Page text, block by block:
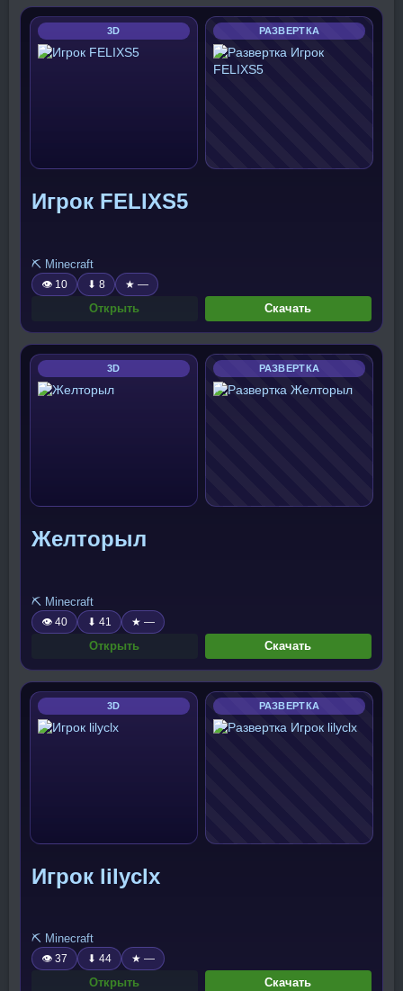
3D РАЗВЕРТКА
Игрок FELIXS5
⛏️ Minecraft
👁 10 ⬇ 8 ★ —
Открыть Скачать
3D РАЗВЕРТКА
Желторыл
⛏️ Minecraft
👁 40 ⬇ 41 ★ —
Открыть Скачать
3D РАЗВЕРТКА
Игрок lilyclx
⛏️ Minecraft
👁 37 ⬇ 44 ★ —
Открыть Скачать